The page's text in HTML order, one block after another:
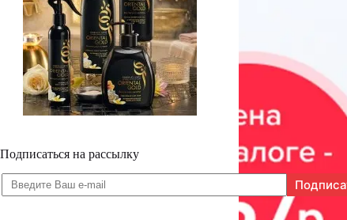
Подписаться на рассылку